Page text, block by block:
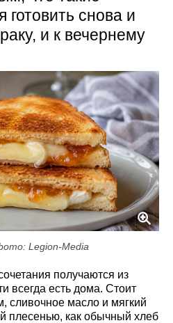
готовить снова и
и к вечернему
Legion-Media
получаются из
всегда есть дома. Стоит
сливочное масло и мягкий
плесенью, как обычный хлеб